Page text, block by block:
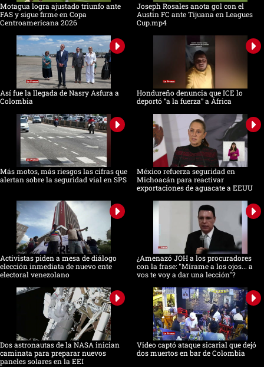
Motagua logra ajustado triunfo ante
FAS y sigue firme en Copa
Centroamericana 2026
Joseph Rosales anota gol con el
Austin FC ante Tijuana en Leagues
Cup.mp4
Así fue la llegada de Nasry Asfura a
Colombia
Hondureño denuncia que ICE lo
deportó “a la fuerza” a África
Más motos, más riesgos las cifras que
alertan sobre la seguridad vial en SPS
México refuerza seguridad en
Michoacán para reactivar
exportaciones de aguacate a EEUU
Activistas piden a mesa de diálogo
elección inmediata de nuevo ente
electoral venezolano
¿Amenazó JOH a los procuradores
con la frase: "Mírame a los ojos... a
vos te voy a dar una lección"?
Dos astronautas de la NASA inician
caminata para preparar nuevos
paneles solares en la EEI
Video captó ataque sicarial que dejó
dos muertos en bar de Colombia